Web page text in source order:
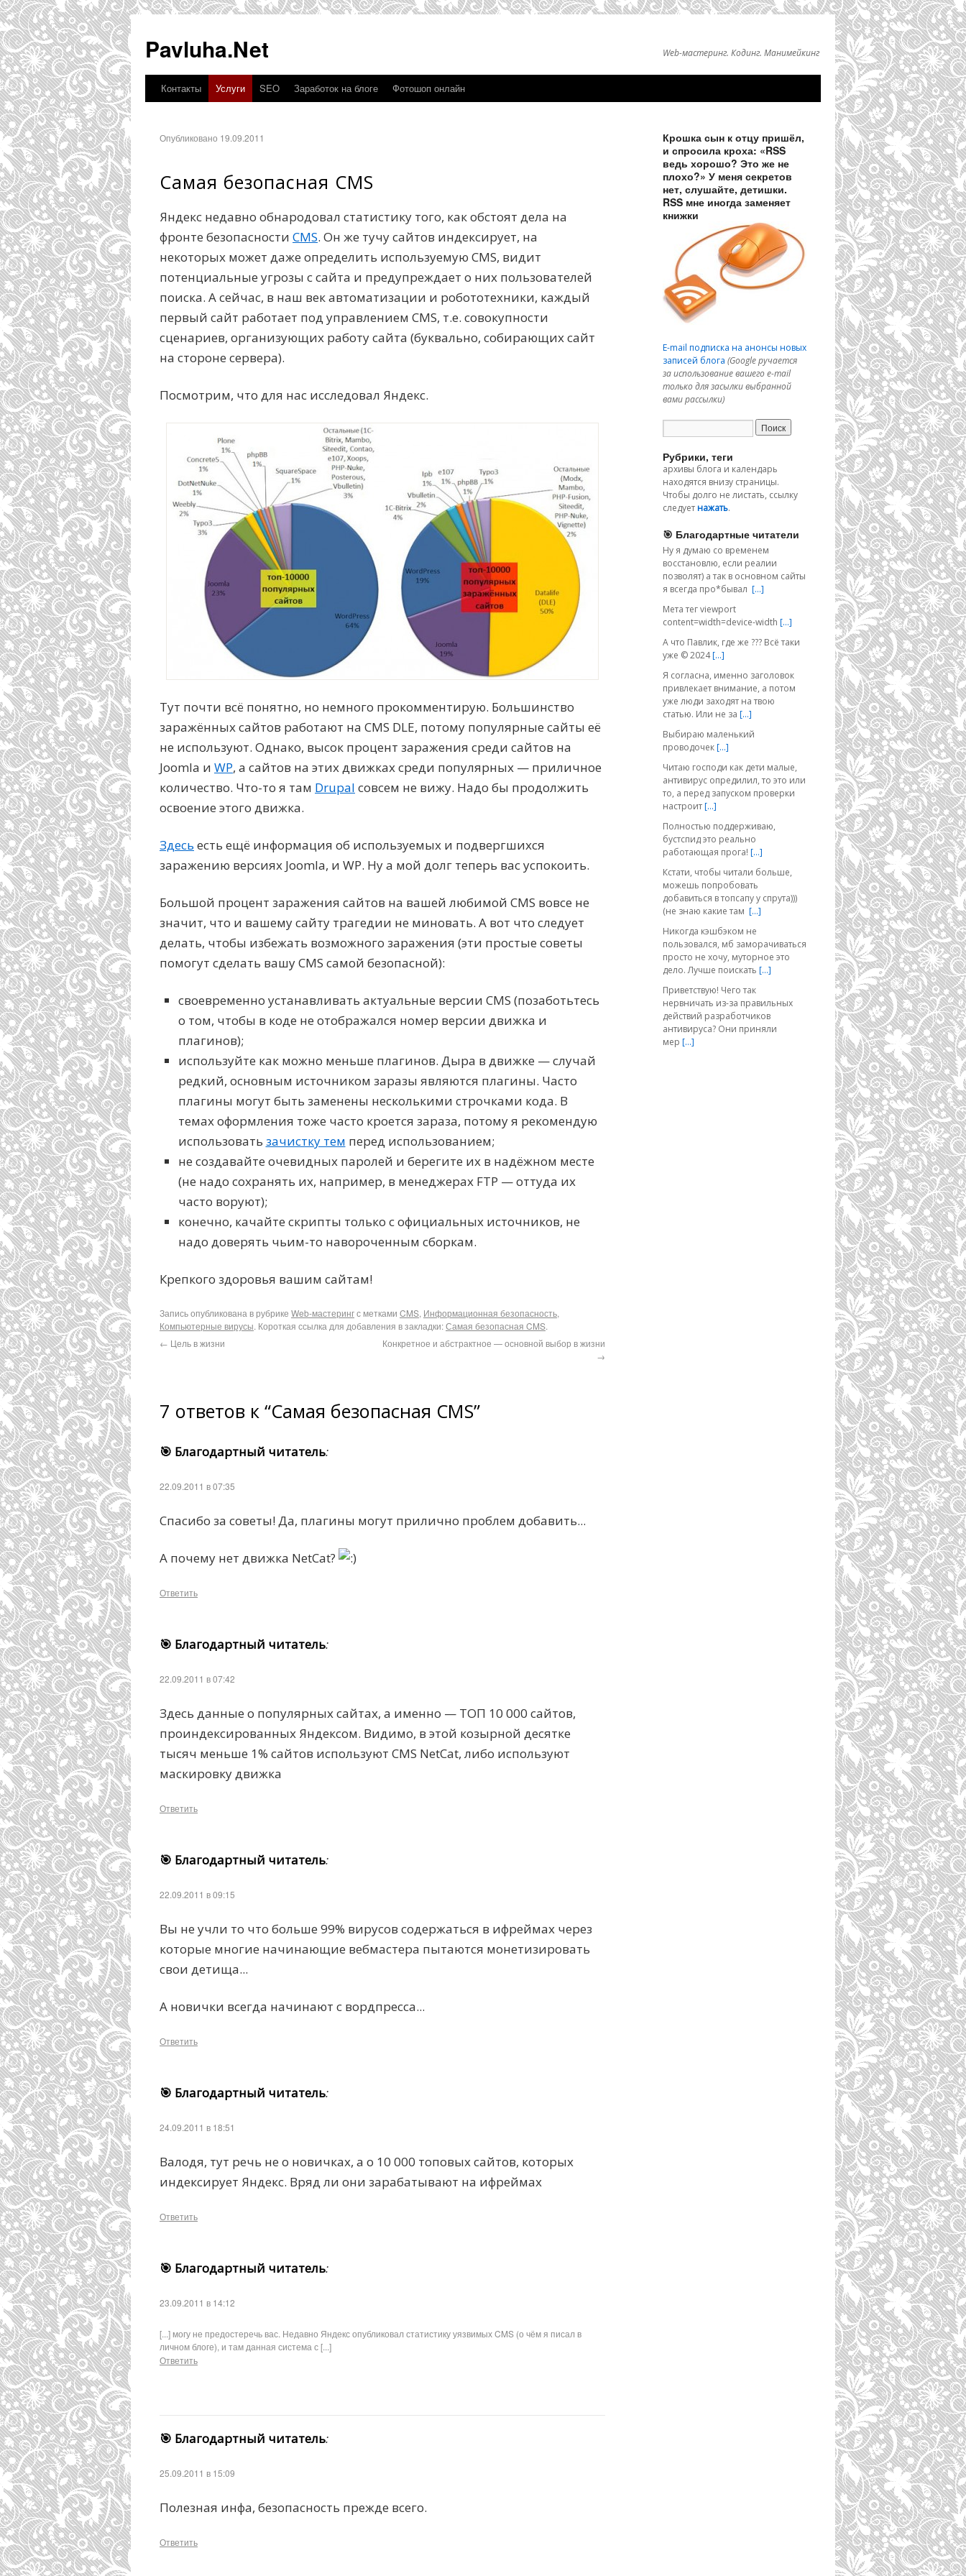
Pavluha.Net Web-мастеринг. Кодинг. Манимейкинг
Контакты Услуги SEO Заработок на блоге Фотошоп онлайн
Опубликовано 19.09.2011
Самая безопасная CMS
Яндекс недавно обнародовал статистику того, как обстоят дела на
фронте безопасности CMS. Он же тучу сайтов индексирует, на
некоторых может даже определить используемую CMS, видит
потенциальные угрозы с сайта и предупреждает о них пользователей
поиска. А сейчас, в наш век автоматизации и робототехники, каждый
первый сайт работает под управлением CMS, т.е. совокупности
сценариев, организующих работу сайта (буквально, собирающих сайт
на стороне сервера).
Посмотрим, что для нас исследовал Яндекс.
Тут почти всё понятно, но немного прокомментирую. Большинство
заражённых сайтов работают на CMS DLE, потому популярные сайты её
не используют. Однако, высок процент заражения среди сайтов на
Joomla и WP, а сайтов на этих движках среди популярных — приличное
количество. Что-то я там Drupal совсем не вижу. Надо бы продолжить
освоение этого движка.
Здесь есть ещё информация об используемых и подвергшихся
заражению версиях Joomla, и WP. Ну а мой долг теперь вас успокоить.
Большой процент заражения сайтов на вашей любимой CMS вовсе не
значит, что и вашему сайту трагедии не миновать. А вот что следует
делать, чтобы избежать возможного заражения (эти простые советы
помогут сделать вашу CMS самой безопасной):
своевременно устанавливать актуальные версии CMS (позаботьтесь
о том, чтобы в коде не отображался номер версии движка и
плагинов);
используйте как можно меньше плагинов. Дыра в движке — случай
редкий, основным источником заразы являются плагины. Часто
плагины могут быть заменены несколькими строчками кода. В
темах оформления тоже часто кроется зараза, потому я рекомендую
использовать зачистку тем перед использованием;
не создавайте очевидных паролей и берегите их в надёжном месте
(не надо сохранять их, например, в менеджерах FTP — оттуда их
часто воруют);
конечно, качайте скрипты только с официальных источников, не
надо доверять чьим-то навороченным сборкам.
Крепкого здоровья вашим сайтам!
Запись опубликована в рубрике Web-мастерингс метками CMS, Информационная безопасность,
Компьютерные вирусы. Короткая ссылка для добавления в закладки:Самая безопасная CMS.
← Цель в жизни
Конкретное и абстрактное — основной выбор в жизни
→
7 ответов к “Самая безопасная CMS”
🎯 Благодартный читатель:
22.09.2011 в 07:35
Спасибо за советы! Да, плагины могут прилично проблем добавить...
А почему нет движка NetCat?
Ответить
🎯 Благодартный читатель:
22.09.2011 в 07:42
Здесь данные о популярных сайтах, а именно — ТОП 10 000 сайтов,
проиндексированных Яндексом. Видимо, в этой козырной десятке
тысяч меньше 1% сайтов используют CMS NetCat, либо используют
маскировку движка
Ответить
🎯 Благодартный читатель:
22.09.2011 в 09:15
Вы не учли то что больше 99% вирусов содержаться в ифреймах через
которые многие начинающие вебмастера пытаются монетизировать
свои детища...
А новички всегда начинают с вордпресса...
Ответить
🎯 Благодартный читатель:
24.09.2011 в 18:51
Валодя, тут речь не о новичках, а о 10 000 топовых сайтов, которых
индексирует Яндекс. Вряд ли они зарабатывают на ифреймах
Ответить
🎯 Благодартный читатель:
23.09.2011 в 14:12
[...] могу не предостеречь вас. Недавно Яндекс опубликовал статистику уязвимых CMS (о чём я писал в
личном блоге), и там данная система с [...]
Ответить
🎯 Благодартный читатель:
25.09.2011 в 15:09
Полезная инфа, безопасность прежде всего.
Ответить
Крошка сын к отцу пришёл,
и спросила кроха: «RSS
ведь хорошо? Это же не
плохо?» У меня секретов
нет, слушайте, детишки.
RSS мне иногда заменяет
книжки
E-mail подписка на анонсы новых
записей блога (Google ручается
за использование вашего e-mail
только для засылки выбранной
вами рассылки)
Рубрики, теги
архивы блога и календарь
находятся внизу страницы.
Чтобы долго не листать, ссылку
следуетнажать.
🎯 Благодартные читатели
Ну я думаю со временем
восстановлю, если реалии
позволят) а так в основном сайты
я всегда про*бывал […]
Мета тег viewport
content=width=device-width […]
А что Павлик, где же ??? Всё таки
уже © 2024[…]
Я согласна, именно заголовок
привлекает внимание, а потом
уже люди заходят на твою
статью. Или не за […]
Выбираю маленький
проводочек[…]
Читаю господи как дети малые,
антивирус опредилил, то это или
то, а перед запуском проверки
настроит[…]
Полностью поддерживаю,
бустспид это реально
работающая прога! […]
Кстати, чтобы читали больше,
можешь попробовать
добавиться в топсапу у спрута)))
(не знаю какие там […]
Никогда кэшбэком не
пользовался, мб заморачиваться
просто не хочу, муторное это
дело. Лучше поискать […]
Приветствую! Чего так
нервничать из-за правильных
действий разработчиков
антивируса? Они приняли
мер […]